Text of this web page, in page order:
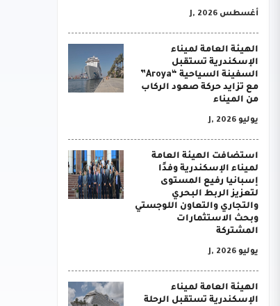
أغسطس J, 2026
الهيئة العامة لميناء
الإسكندرية تستقبل
السفينة السياحية “Aroya”
مع تزايد حركة صعود الركاب
من الميناء
يوليو J, 2026
استضافت الهيئة العامة
لميناء الإسكندرية وفدًا
إسبانيا رفيع المستوى
لتعزيز الربط البحري
والتجاري والتعاون اللوجستي
وبحث الاستثمارات
المشتركة
يوليو J, 2026
الهيئة العامة لميناء
الإسكندرية تستقبل الرحلة